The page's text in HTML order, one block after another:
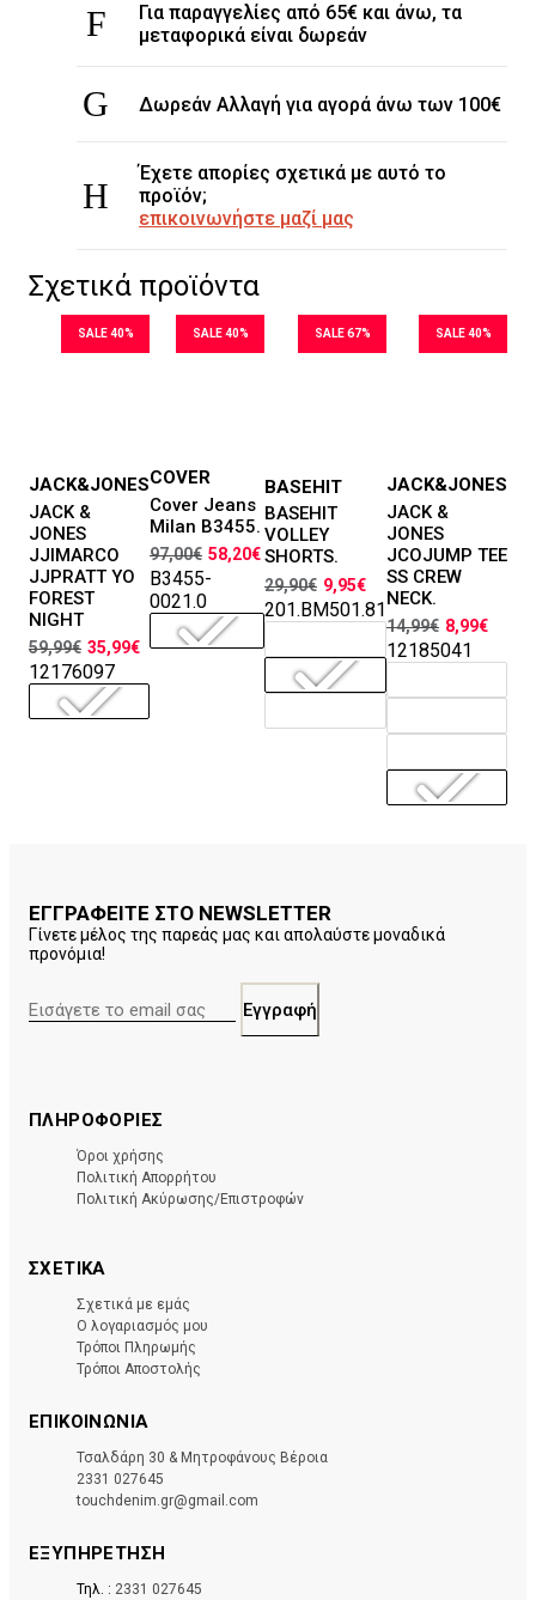
Για παραγγελίες από 65€ και άνω, τα
μεταφορικά είναι δωρεάν
Δωρεάν Αλλαγή για αγορά άνω των 100€
Έχετε απορίες σχετικά με αυτό το
προϊόν;
επικοινωνήστε μαζί μας
Σχετικά προϊόντα
SALE 40%
Μεγέθη
29, 30, 31, 32,
33, 34, 36, 38
Χρώματα
JACK&JONES
JACK &
JONES
JJIMARCO
JJPRATT YO
FOREST
NIGHT
59,99€ 35,99€
12176097
SALE 40%
Μεγέθη
29, 30, 31, 38
Χρώματα
COVER
Cover Jeans
Milan B3455.
97,00€ 58,20€
B3455-
0021.0
SALE 67%
Μεγέθη
M, L, XL, XXL
Χρώματα
BASEHIT
BASEHIT
VOLLEY
SHORTS.
29,90€ 9,95€
201.BM501.81
SALE 40%
Μεγέθη
S, M, L, XL, XXL
Χρώματα
JACK&JONES
JACK &
JONES
JCOJUMP TEE
SS CREW
NECK.
14,99€ 8,99€
12185041
mail:
ΕΓΓΡΑΦΕΙΤΕ ΣΤΟ NEWSLETTER
Γίνετε μέλος της παρεάς μας και απολαύστε μοναδικά
προνόμια!
ΠΛΗΡΟΦΟΡΙΕΣ
Όροι χρήσης
Πολιτική Απορρήτου
Πολιτική Ακύρωσης/Επιστροφών
ΣΧΕΤΙΚΑ
Σχετικά με εμάς
Ο λογαριασμός μου
Τρόποι Πληρωμής
Τρόποι Αποστολής
ΕΠΙΚΟΙΝΩΝΊΑ
Τσαλδάρη 30 & Μητροφάνους Βέροια
2331 027645
touchdenim.gr@gmail.com
ΕΞΥΠΗΡΕΤΗΣΗ
Τηλ. : 2331 027645